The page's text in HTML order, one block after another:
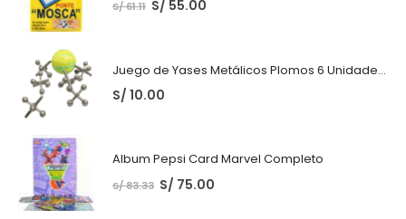
S/61.11 S/ 55.00
Juego de Yases Metálicos Plomos 6 Unidades + Pelota de Goma (En Bolsita Lista para Regalar)
S/ 10.00
Album Pepsi Card Marvel Completo
S/83.33 S/ 75.00